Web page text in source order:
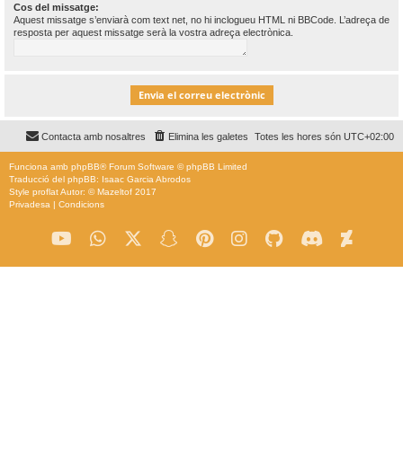
Cos del missatge:
Aquest missatge s’enviarà com text net, no hi inclogueu HTML ni BBCode. L’adreça de
resposta per aquest missatge serà la vostra adreça electrònica.
Totes les hores són UTC+02:00
Elimina les galetes
Contacta amb nosaltres
Funciona amb phpBB® Forum Software © phpBB Limited
Traducció del phpBB: Isaac Garcia Abrodos
Style proflatAutor: ©Mazeltof 2017
Privadesa | Condicions